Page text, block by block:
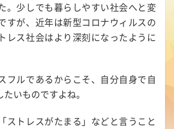
。少しでも暮らしやすい社会へと変
すが、近年は新型コロナウィルスの
レス社会はより深刻になったように
フルであるからこそ、自分自身で自
いものですよね。
ストレスがたまる」などと言うこと